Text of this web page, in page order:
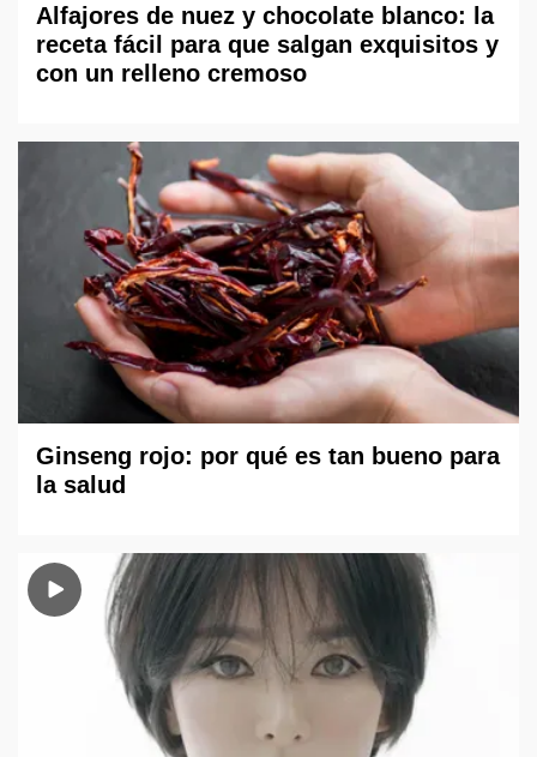
Alfajores de nuez y chocolate blanco: la
receta fácil para que salgan exquisitos y
con un relleno cremoso
Ginseng rojo: por qué es tan bueno para
la salud